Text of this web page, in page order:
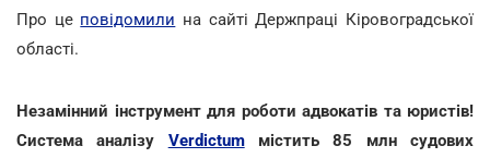
Про це повідомили на сайті Держпраці Кіровоградської
області.
Незамінний інструмент для роботи адвокатів та юристів!
Система аналізу Verdictumмістить 85 млн судових